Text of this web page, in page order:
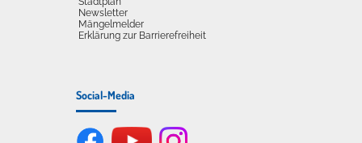
Newsletter
Mängelmelder
Erklärung zur Barrierefreiheit
Social-Media